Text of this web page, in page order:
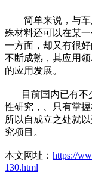
简单来说，与车
殊材料还可以在某
一方面，却又有很
不断成熟，其应用
的应用发展。
目前国内已有不
性研究，、只有掌
所以自成立之处就
究项目。
本文网址： https://
130.html